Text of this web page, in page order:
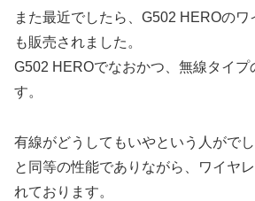
また最近でしたら、G502 HEROの
も販売されました。
G502 HEROでなおかつ、無線タイプ
す。
有線がどうしてもいやという人がで
と同等の性能でありながら、ワイヤ
れております。